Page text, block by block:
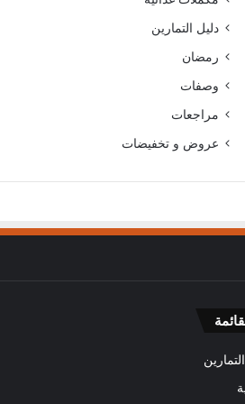
دليل التمارين
رمضان
وصفات
مراجعات
عروض و تخفيضات